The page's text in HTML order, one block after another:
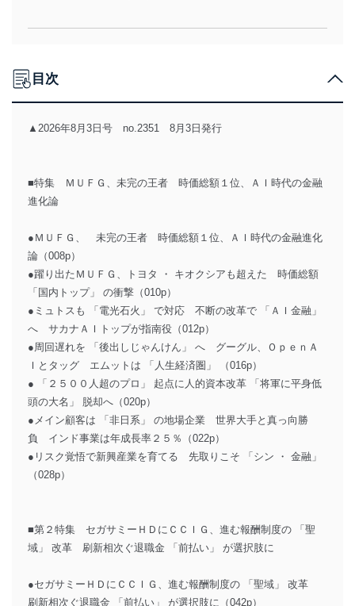
目次
▲2026年8月3日号 no.2351 8月3日発行
■特集 ＭＵＦＧ、未完の王者 時価総額１位、ＡＩ時代の金融
進化論
●ＭＵＦＧ、 未完の王者 時価総額１位、ＡＩ時代の金融進化
論（008p）
●躍り出たＭＵＦＧ、トヨタ ・ キオクシアも超えた 時価総額
「国内トップ」 の衝撃（010p）
●ミュトスも 「電光石火」 で対応 不断の改革で 「ＡＩ金融」
へ サカナＡＩトップが指南役（012p）
●周回遅れを 「後出しじゃんけん」 へ グーグル、ＯｐｅｎＡ
Ｉとタッグ エムットは 「人生経済圏」 （016p）
● 「２５００人超のプロ」 起点に人的資本改革 「将軍に平身低
頭の大名」 脱却へ（020p）
●メイン顧客は 「非日系」 の地場企業 世界大手と真っ向勝
負 インド事業は年成長率２５％（022p）
●リスク覚悟で新興産業を育てる 先取りこそ 「シン ・ 金融」
（028p）
■第２特集 セガサミーＨＤにＣＣＩＧ、進む報酬制度の 「聖
域」 改革 刷新相次ぐ退職金 「前払い」 が選択肢に
●セガサミーＨＤにＣＣＩＧ、進む報酬制度の 「聖域」 改革
刷新相次ぐ退職金 「前払い」 が選択肢に（042p）